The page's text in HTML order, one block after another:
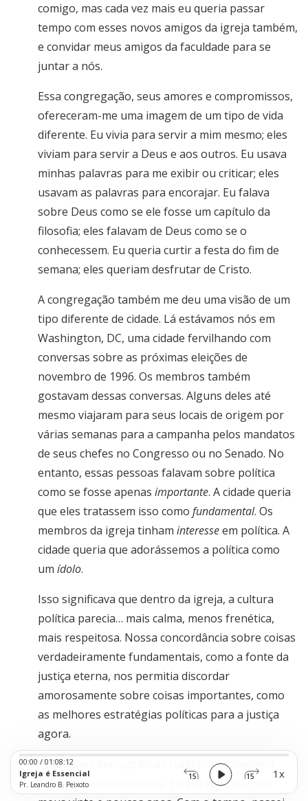
comigo, mas cada vez mais eu queria passar
tempo com esses novos amigos da igreja também,
e convidar meus amigos da faculdade para se
juntar a nós.
Essa congregação, seus amores e compromissos,
ofereceram-me uma imagem de um tipo de vida
diferente. Eu vivia para servir a mim mesmo; eles
viviam para servir a Deus e aos outros. Eu usava
minhas palavras para me exibir ou criticar; eles
usavam as palavras para encorajar. Eu falava
sobre Deus como se ele fosse um capítulo da
filosofia; eles falavam de Deus como se o
conhecessem. Eu queria curtir a festa do fim de
semana; eles queriam desfrutar de Cristo.
A congregação também me deu uma visão de um
tipo diferente de cidade. Lá estávamos nós em
Washington, DC, uma cidade fervilhando com
conversas sobre as próximas eleições de
novembro de 1996. Os membros também
gostavam dessas conversas. Alguns deles até
mesmo viajaram para seus locais de origem por
várias semanas para a campanha pelos mandatos
de seus chefes no Congresso ou no Senado. No
entanto, essas pessoas falavam sobre política
como se fosse apenas importante. A cidade queria
que eles tratassem isso como fundamental. Os
membros da igreja tinham interesseem política. A
cidade queria que adorássemos a política como
um ídolo.
Isso significava que dentro da igreja, a cultura
política parecia… mais calma, menos frenética,
mais respeitosa. Nossa concordância sobre coisas
verdadeiramente fundamentais, como a fonte da
justiça eterna, nos permitia discordar
amorosamente sobre coisas importantes, como
as melhores estratégias políticas para a justiça
agora.
As divisões demográficas tradicionais também
tinham menos influência. Eu era solteiro, com
Igreja é Essencial
Pr. Leandro B. Peixoto
Audio
Player
15 15
00:00 / 01:08:12
1x